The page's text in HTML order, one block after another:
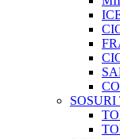
SOSURI